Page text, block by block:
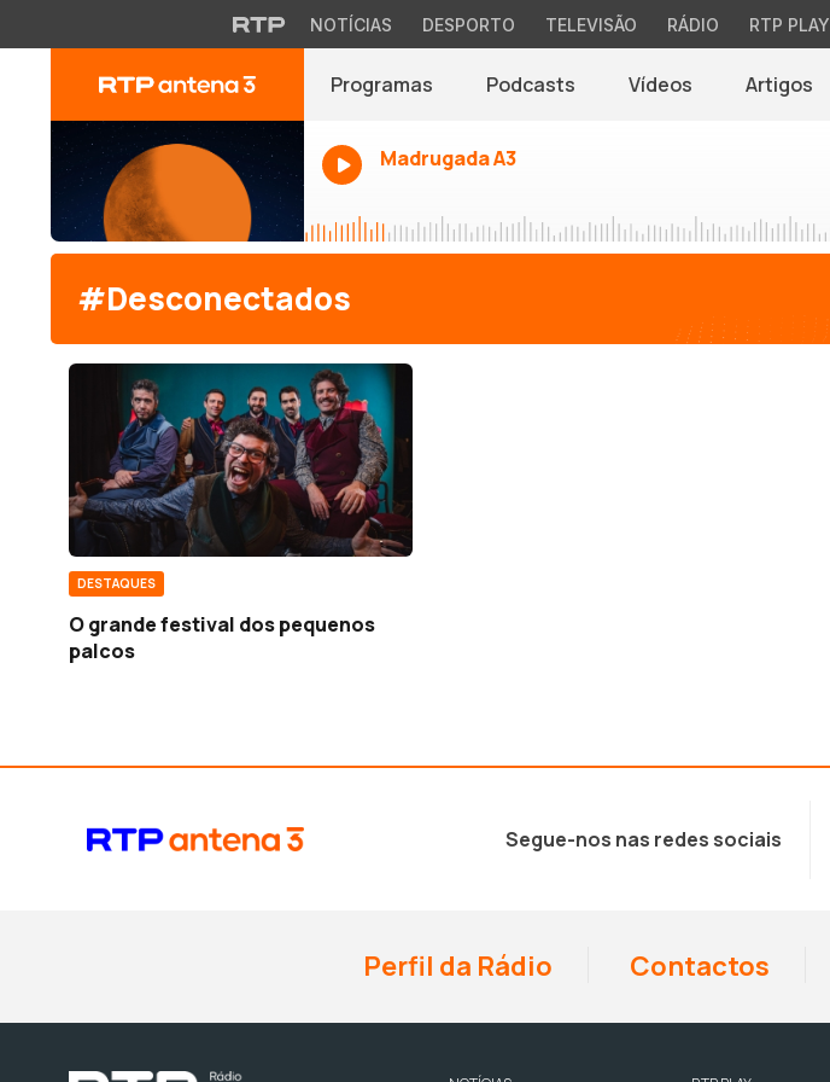
NOTÍCIAS DESPORTO TELEVISÃO RÁDIO RTP PLAY
Programas Podcasts Vídeos Artigos
Madrugada A3
#Desconectados
DESTAQUES
O grande festival dos pequenos
palcos
Segue-nos nas redes sociais
Perfil da Rádio Contactos